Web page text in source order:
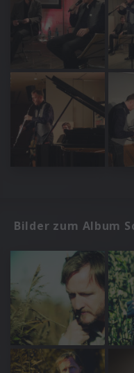
Bilder zum Album